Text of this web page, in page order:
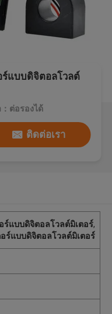
ร์แบบดิจิตอลโวลต์
ต่อรองได้
ติดต่อเรา
ร์แบบดิจิตอลโวลต์มิเตอร์,
ร์แบบดิจิตอลโวลต์มิเตอร์